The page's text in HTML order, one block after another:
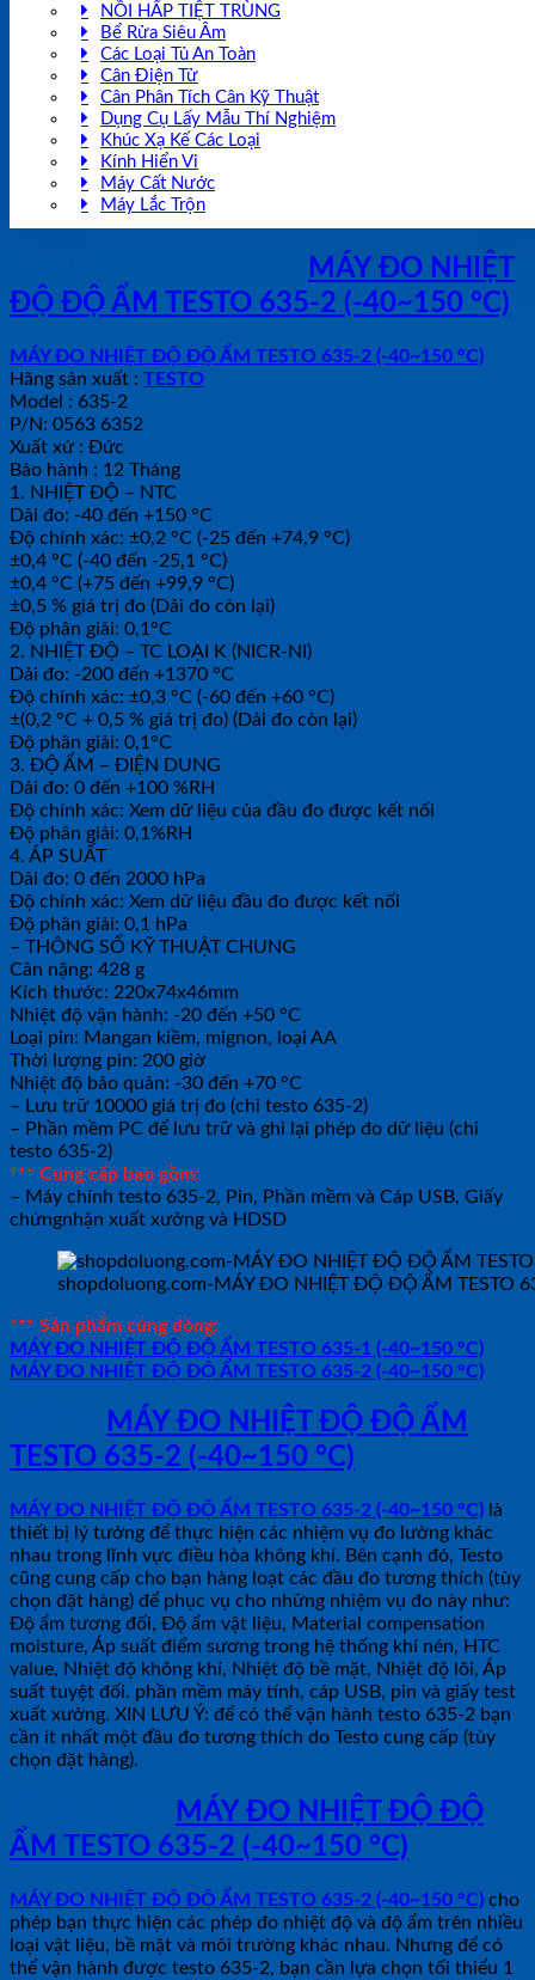
NỒI HẤP TIỆT TRÙNG
Bể Rửa Siêu Âm
Các Loại Tủ An Toàn
Cân Điện Tử
Cân Phân Tích Cân Kỹ Thuật
Dụng Cụ Lấy Mẫu Thí Nghiệm
Khúc Xạ Kế Các Loại
Kính Hiển Vi
Máy Cất Nước
Máy Lắc Trộn
MÁY ĐO NHIỆT
ĐỘ ĐỘ ẨM TESTO 635-2 (-40~150 °C)
MÁY ĐO NHIỆT ĐỘ ĐỘ ẨM TESTO 635-2 (-40~150 °C)
Hãng sản xuất : TESTO
Model : 635-2
P/N: 0563 6352
Xuất xứ : Đức
Bảo hành : 12 Tháng
1. NHIỆT ĐỘ – NTC
Dải đo: -40 đến +150 °C
Độ chính xác: ±0,2 °C (-25 đến +74,9 °C)
±0,4 °C (-40 đến -25,1 °C)
±0,4 °C (+75 đến +99,9 °C)
±0,5 % giá trị đo (Dải đo còn lại)
Độ phân giải: 0,1°C
2. NHIỆT ĐỘ – TC LOẠI K (NICR-NI)
Dải đo: -200 đến +1370 °C
Độ chính xác: ±0,3 °C (-60 đến +60 °C)
±(0,2 °C + 0,5 % giá trị đo) (Dải đo còn lại)
Độ phân giải: 0,1°C
3. ĐỘ ẨM – ĐIỆN DUNG
Dải đo: 0 đến +100 %RH
Độ chính xác: Xem dữ liệu của đầu đo được kết nối
Độ phân giải: 0,1%RH
4. ÁP SUẤT
Dải đo: 0 đến 2000 hPa
Độ chính xác: Xem dữ liệu đầu đo được kết nối
Độ phân giải: 0,1 hPa
– THÔNG SỐ KỸ THUẬT CHUNG
Cân nặng: 428 g
Kích thước: 220x74x46mm
Nhiệt độ vận hành: -20 đến +50 °C
Loại pin: Mangan kiềm, mignon, loại AA
Thời lượng pin: 200 giờ
Nhiệt độ bảo quản: -30 đến +70 °C
– Lưu trữ 10000 giá trị đo (chỉ testo 635-2)
– Phần mềm PC để lưu trữ và ghi lại phép đo dữ liệu (chỉ
testo 635-2)
*** Cung cấp bao gồm:
– Máy chính testo 635-2, Pin, Phần mềm và Cáp USB, Giấy
chứngnhận xuất xưởng và HDSD
shopdoluong.com-MÁY ĐO NHIỆT ĐỘ ĐỘ ẨM TESTO
*** Sản phẩm cùng dòng:
MÁY ĐO NHIỆT ĐỘ ĐỘ ẨM TESTO 635-1 (-40~150 °C)
MÁY ĐO NHIỆT ĐỘ ĐỘ ẨM TESTO 635-2 (-40~150 °C)
MÁY ĐO NHIỆT ĐỘ ĐỘ ẨM
TESTO 635-2 (-40~150 °C)
MÁY ĐO NHIỆT ĐỘ ĐỘ ẨM TESTO 635-2 (-40~150 °C) là
thiết bị lý tưởng để thực hiện các nhiệm vụ đo lường khác
nhau trong lĩnh vực điều hòa không khí. Bên cạnh đó, Testo
cũng cung cấp cho bạn hàng loạt các đầu đo tương thích (tùy
chọn đặt hàng) để phục vụ cho những nhiệm vụ đo này như:
Độ ẩm tương đối, Độ ẩm vật liệu, Material compensation
moisture, Áp suất điểm sương trong hệ thống khí nén, HTC
value, Nhiệt độ không khí, Nhiệt độ bề mặt, Nhiệt độ lõi, Áp
suất tuyệt đối. phần mềm máy tính, cáp USB, pin và giấy test
xuất xưởng. XIN LƯU Ý: để có thể vận hành testo 635-2 bạn
cần ít nhất một đầu đo tương thích do Testo cung cấp (tùy
chọn đặt hàng).
MÁY ĐO NHIỆT ĐỘ ĐỘ
ẨM TESTO 635-2 (-40~150 °C)
MÁY ĐO NHIỆT ĐỘ ĐỘ ẨM TESTO 635-2 (-40~150 °C) cho
phép bạn thực hiện các phép đo nhiệt độ và độ ẩm trên nhiều
loại vật liệu, bề mặt và môi trường khác nhau. Nhưng để có
thể vận hành được testo 635-2, bạn cần lựa chọn tối thiểu 1